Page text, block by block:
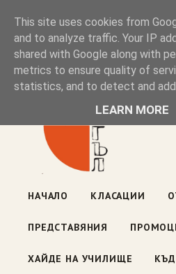
Книжен
Блог на книжарницата —
ул. „Оборище" 117, София·
НАЧАЛО КЛАСАЦИИ
ПРЕДСТАВЯНИЯ
ХАЙДЕ НА УЧИЛИЩЕ
This site uses cookies from
and to analyze traffic. Your IP
shared with Google along with
metrics to ensure quality of
statistics, and to detect and
LEARN MORE